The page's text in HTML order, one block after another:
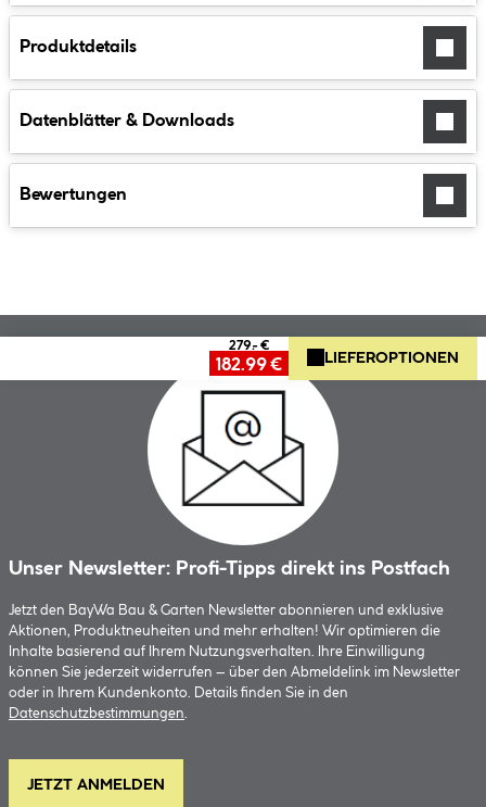
Produktdetails
Datenblätter & Downloads
Bewertungen
279.- €
182.99 € LIEFEROPTIONEN
Unser Newsletter: Profi-Tipps direkt ins Postfach
Jetzt den BayWa Bau & Garten Newsletter abonnieren und exklusive
Aktionen, Produktneuheiten und mehr erhalten! Wir optimieren die
Inhalte basierend auf Ihrem Nutzungsverhalten. Ihre Einwilligung
können Sie jederzeit widerrufen – über den Abmeldelink im Newsletter
oder in Ihrem Kundenkonto. Details finden Sie in den
Datenschutzbestimmungen.
JETZT ANMELDEN